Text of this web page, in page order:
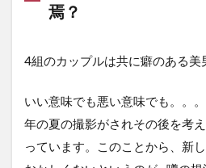
焉？
4組のカップルは共に癖のある美
いい意味でも悪い意味でも。。
年の夏の撮影がされその後を考
っています。このことから、新